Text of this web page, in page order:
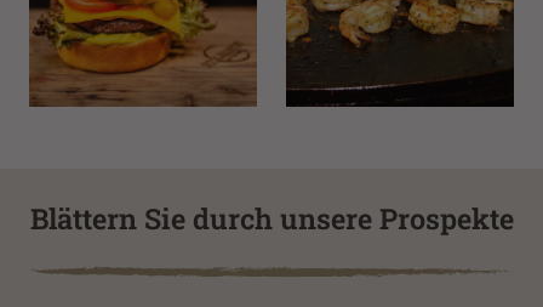
Blättern Sie durch unsere Prospekte